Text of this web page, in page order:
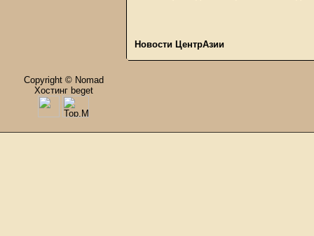
Новости ЦентрАзии
Copyright © Nomad
Хостинг beget